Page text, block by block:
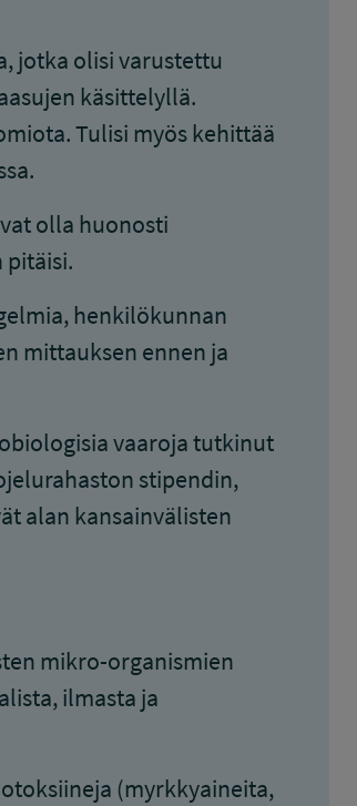
jotka olisi varustettu
käsittelyllä.
Tulisi myös kehittää
olla huonosti
pitäisi.
henkilökunnan
mittauksen ennen ja
vaaroja tutkinut
stipendin,
alan kansainvälisten
mikro-organismien
ilmasta ja
(myrkkyaineita,